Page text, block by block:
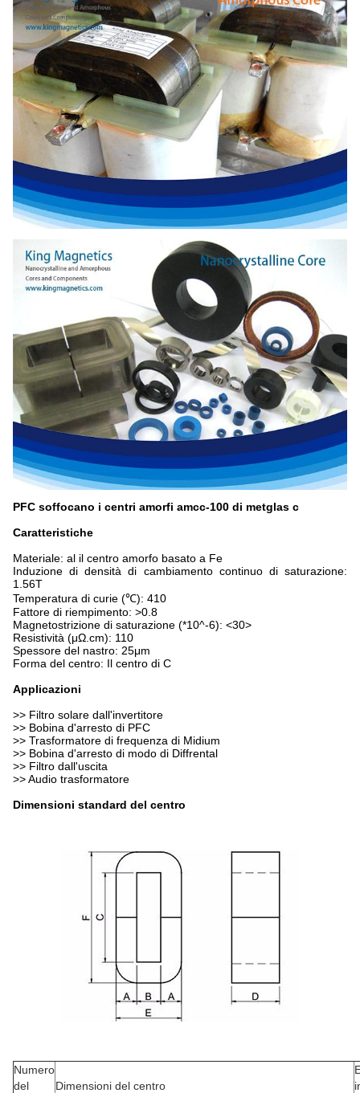
PFC soffocano i centri amorfi amcc-100 di metglas c
Caratteristiche
Materiale: al il centro amorfo basato a Fe
Induzione di densità di cambiamento continuo di saturazione:
1.56T
Temperatura di curie (℃): 410
Fattore di riempimento: >0.8
Magnetostrizione di saturazione (*10^-6): <30>
Resistività (μΩ.cm): 110
Spessore del nastro: 25μm
Forma del centro: Il centro di C
Applicazioni
>> Filtro solare dall'invertitore
>> Bobina d'arresto di PFC
>> Trasformatore di frequenza di Midium
>> Bobina d'arresto di modo di Diffrental
>> Filtro dall'uscita
>> Audio trasformatore
Dimensioni standard del centro
Numero
del
Dimensioni del centro